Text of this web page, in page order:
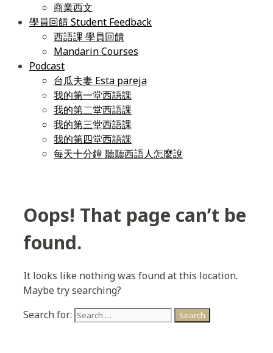
商業西文
學員回饋 Student Feedback
西語課 學員回饋
Mandarin Courses
Podcast
台瓜夫妻 Esta pareja
我的第一堂西語課
我的第二堂西語課
我的第三堂西語課
我的第四堂西語課
每天十分鐘 聽聽西語人怎麼說
Oops! That page can’t be
found.
It looks like nothing was found at this location.
Maybe try searching?
Search for: